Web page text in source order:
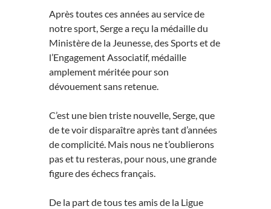
Après toutes ces années au service de
notre sport, Serge a reçu la médaille du
Ministère de la Jeunesse, des Sports et de
l’Engagement Associatif, médaille
amplement méritée pour son
dévouement sans retenue.
C’est une bien triste nouvelle, Serge, que
de te voir disparaître après tant d’années
de complicité. Mais nous ne t’oublierons
pas et tu resteras, pour nous, une grande
figure des échecs français.
De la part de tous tes amis de la Ligue